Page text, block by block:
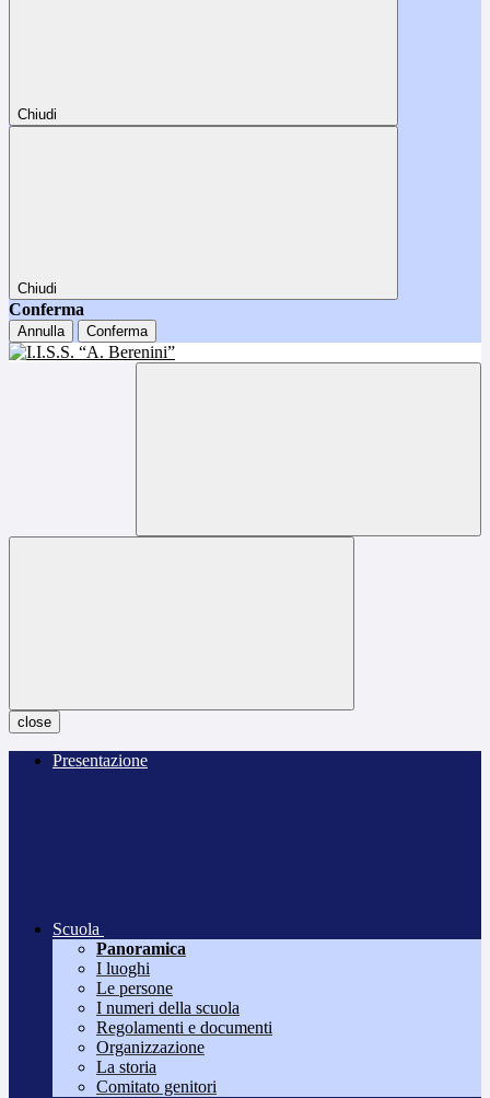
Chiudi
Chiudi
Conferma
Annulla Conferma
close
Presentazione
Scuola
Panoramica
I luoghi
Le persone
I numeri della scuola
Regolamenti e documenti
Organizzazione
La storia
Comitato genitori